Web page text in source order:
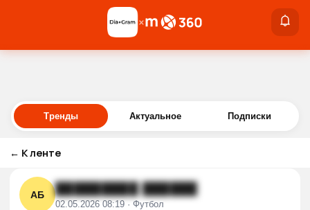
Войти
×
Тренды Актуальное Подписки
← К ленте
АБ █████████ ██████
02.05.2026 08:19 · Футбол